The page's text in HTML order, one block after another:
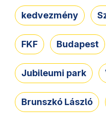
kedvezmény
FKF Budapest
Jubileumi park
Brunszkó László